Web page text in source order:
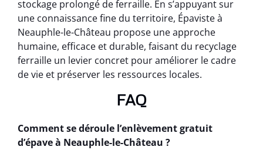
stockage prolongé de ferraille. En s’appuyant sur
une connaissance fine du territoire, Épaviste à
Neauphle-le-Château propose une approche
humaine, efficace et durable, faisant du recyclage
ferraille un levier concret pour améliorer le cadre
de vie et préserver les ressources locales.
FAQ
Comment se déroule l’enlèvement gratuit
d’épave à Neauphle-le-Château ?